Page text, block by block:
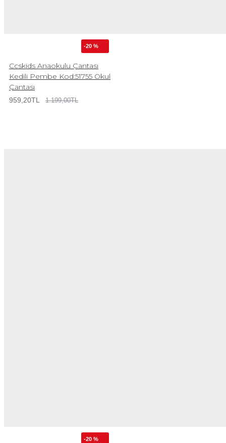
-20 %
Ccskids Anaokulu Çantası
Kedili Pembe Kod:51755 Okul
Çantası
959,20TL 1.199,00TL
-20 %